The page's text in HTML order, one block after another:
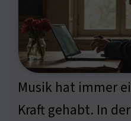
Musik hat immer
Kraft gehabt. In